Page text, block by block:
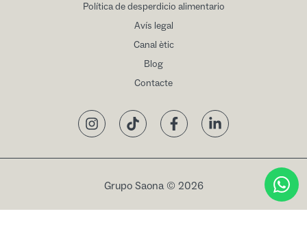
Política de desperdicio alimentario
Avís legal
Canal ètic
Blog
Contacte
InstagramTikTok FacebookLinkedIn
Grupo Saona © 2026